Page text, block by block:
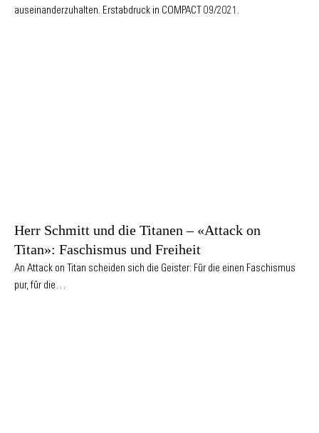
auseinanderzuhalten. Erstabdruck in COMPACT 09/2021.
Herr Schmitt und die Titanen – «Attack on
Titan»: Faschismus und Freiheit
An Attack on Titan scheiden sich die Geister: Für die einen Faschismus
pur, für die…